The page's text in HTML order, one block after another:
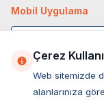
Mobil Uygulama
Çerez
Web sitemizde
alanlarınıza